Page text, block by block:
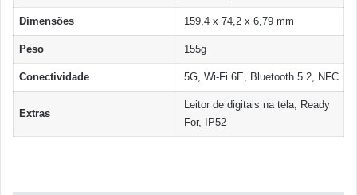
Dimensões 159,4 x 74,2 x 6,79 mm
Peso 155g
Conectividade 5G, Wi-Fi 6E, Bluetooth 5.2, NFC
Extras
Leitor de digitais na tela, Ready
For, IP52